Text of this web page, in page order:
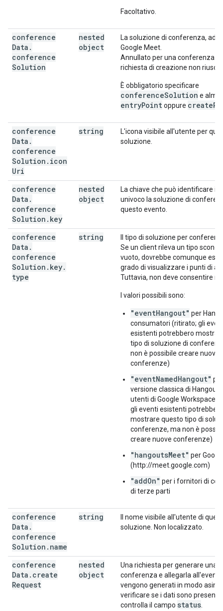
Facoltativo.
conference
Data .
conference
Solution
nested
object
La soluzione di conferenza, ad
Google Meet.
Annullato per una conferenza
richiesta di creazione non
È obbligatorio specificare
conferenceSolution e
entryPointoppure
conference
Data .
conference
Solution . icon
Uri
string
L'icona visibile all'utente per
soluzione.
conference
Data .
conference
Solution . key
nested
object
La chiave che può identificare in
univoco la soluzione di
questo evento.
conference
Data .
conference
Solution . key.
type
string
Il tipo di soluzione per
Se un client rileva un tipo
vuoto, dovrebbe comunque
grado di visualizzare i punti di
Tuttavia, non deve consentire
I valori possibili sono:
"eventHangout" per
consumatori (ritirato; gli
esistenti potrebbero
tipo di soluzione di
non è possibile creare nuove
conferenze)
"eventNamedHangout"
versione classica di
utenti di Google Workspace
gli eventi esistenti potrebbero
mostrare questo tipo di
conferenze, ma non è
creare nuove conferenze)
"hangoutsMeet" per
(http://meet.google.com)
"addOn" per i fornitori di
di terze parti
conference
Data .
conference
Solution . name
string
Il nome visibile all'utente di
soluzione. Non localizzato.
conference
Data . create
Request
nested
object
Una richiesta per generare una
conferenza e allegarla
vengono generati in modo
verificare se i dati sono presenti,
controlla il campo status